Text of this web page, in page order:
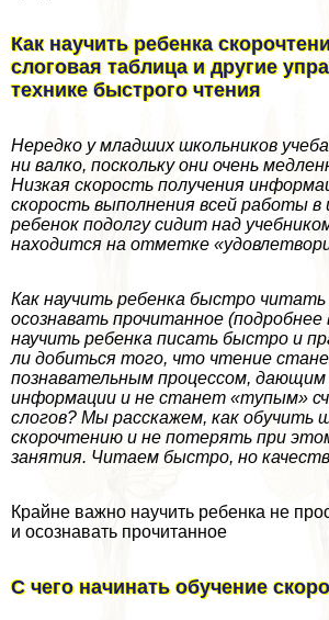
Как научить ребенка
слоговая таблица и другие
технике быстрого чтения
Нередко у младших школьников
ни валко, поскольку они очень
Низкая скорость получения
скорость выполнения всей работы
ребенок подолгу сидит над
находится на отметке
Как научить ребенка быстро
осознавать прочитанное (подробнее
научить ребенка писать быстро и
ли добиться того, что чтение
познавательным процессом, дающим
информации и не станет «тупым»
слогов? Мы расскажем, как обучить
скорочтению и не потерять при
занятия. Читаем быстро, но
Крайне важно научить ребенка не
и осознавать прочитанное
С чего начинать обучение